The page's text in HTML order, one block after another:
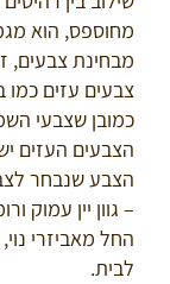
מחוספס, הוא
מבחינת צבעים,
צבעים עזים כמו
כמובן שצבעי
הצבעים העזים
– גוון יין עמוק
החל מאביזרי
לבית.